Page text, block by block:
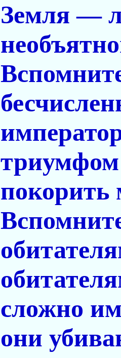
Земля —
триумфом
покорить
сложно
они